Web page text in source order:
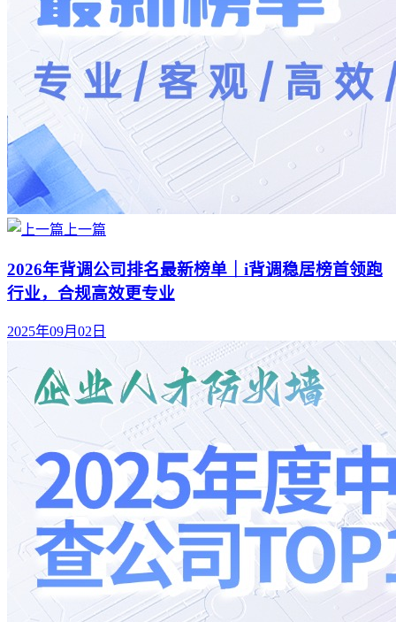
上一篇
2026年背调公司排名最新榜单｜i背调稳居榜首领跑
行业，合规高效更专业
2025年09月02日